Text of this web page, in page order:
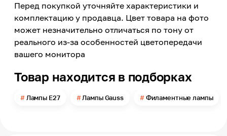
Тип ламп
Филаментный
220
2000
Теплый белый
Перед покупкой уточняйте характеристики и
комплектацию у продавца. Цвет товара на фото
может незначительно отличаться по тону от
реального из-за особенностей цветопередачи
вашего монитора
Товар находится в подборках
Лампы E27 Лампы Gauss Филаментные лампы